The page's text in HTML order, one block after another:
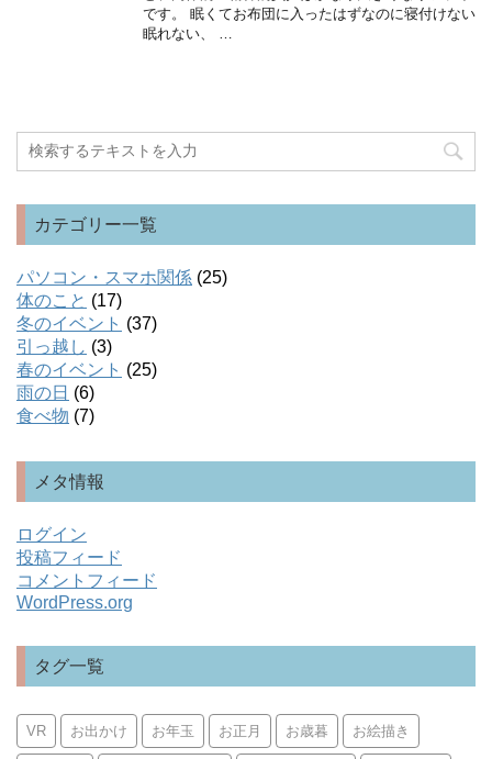
です。 眠くてお布団に入ったはずなのに寝付けない
眠れない、 …
カテゴリー一覧
パソコン・スマホ関係 (25)
体のこと (17)
冬のイベント (37)
引っ越し (3)
春のイベント (25)
雨の日 (6)
食べ物 (7)
メタ情報
ログイン
投稿フィード
コメントフィード
WordPress.org
タグ一覧
VR お出かけ お年玉 お正月 お歳暮 お絵描き